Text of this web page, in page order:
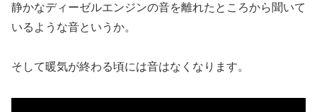
静かなディーゼルエンジンの音を離れたところから聞いて
いるような音というか。
そして暖気が終わる頃には音はなくなります。